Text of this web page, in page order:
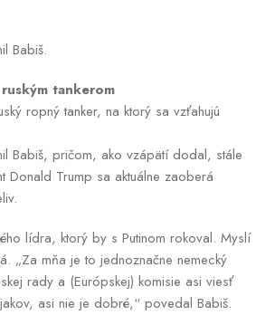
Babiš.
tankerom
ropný tanker, na ktorý sa vzťahujú
Babiš, pričom, ako vzápätí dodal, stále
Trump sa aktuálne zaoberá
lídra, ktorý by s Putinom rokoval. Myslí
„Za mňa je to jednoznačne nemecký
rady a (Európskej) komisie asi viesť
asi nie je dobré,“ povedal Babiš.